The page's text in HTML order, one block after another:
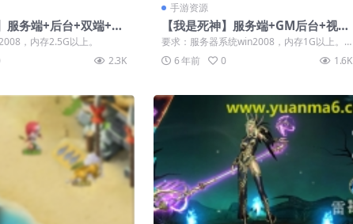
服务端+后台+双端+视
，内存2.5G以上。
2.3K
手游资源
【我是死神】服务端+GM后台+视频
教程
要求：服务器系统win2008，内存1G以上。
链接失效
6 年前 0 1.6K